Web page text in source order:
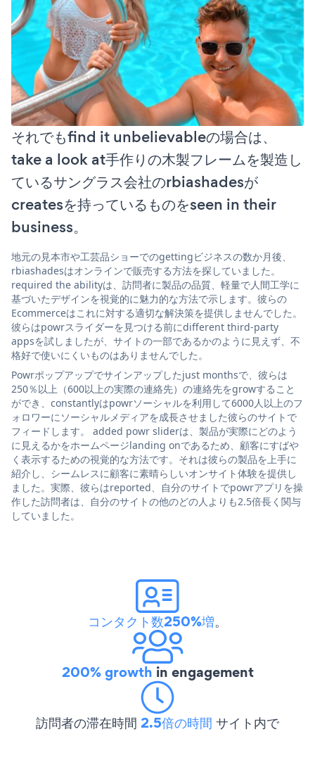
それでもfind it unbelievableの場合は、
take a look at手作りの木製フレームを製造し
ているサングラス会社のrbiashadesが
createsを持っているものをseen in their
business。
地元の見本市や工芸品ショーでのgettingビジネスの数か月後、
rbiashadesはオンラインで販売する方法を探していました。
required the abilityは、訪問者に製品の品質、軽量で人間工学に
基づいたデザインを視覚的に魅力的な方法で示します。彼らの
Ecommerceはこれに対する適切な解決策を提供しませんでした。
彼らはpowrスライダーを見つける前にdifferent third-party
appsを試しましたが、サイトの一部であるかのように見えず、不
格好で使いにくいものはありませんでした。
Powrポップアップでサインアップしたjust monthsで、彼らは
250％以上（600以上の実際の連絡先）の連絡先をgrowすること
ができ、constantlyはpowrソーシャルを利用して6000人以上のフ
ォロワーにソーシャルメディアを成長させました彼らのサイトで
フィードします。 added powr sliderは、製品が実際にどのよう
に見えるかをホームページlanding onであるため、顧客にすばや
く表示するための視覚的な方法です。それは彼らの製品を上手に
紹介し、シームレスに顧客に素晴らしいオンサイト体験を提供し
ました。実際、彼らはreported、自分のサイトでpowrアプリを操
作した訪問者は、自分のサイトの他のどの人よりも2.5倍長く関与
していました。
コンタクト数250%増。
200% growth in engagement
訪問者の滞在時間 2.5倍の時間 サイト内で